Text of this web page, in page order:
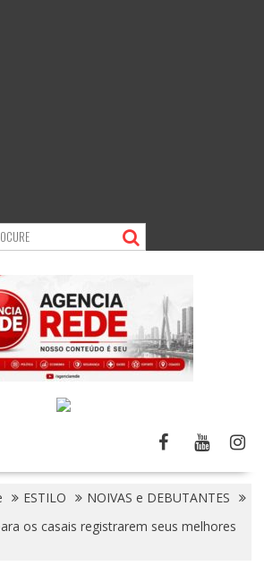
ESTILO
NOIVAS e DEBUTANTES
os casais registrarem seus melhores